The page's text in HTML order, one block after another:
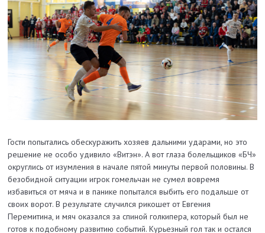
Гости попытались обескуражить хозяев дальними ударами, но это
решение не особо удивило «Витэн». А вот глаза болельщиков «БЧ»
округлись от изумления в начале пятой минуты первой половины. В
безобидной ситуации игрок гомельчан не сумел вовремя
избавиться от мяча и в панике попытался выбить его подальше от
своих ворот. В результате случился рикошет от Евгения
Перемитина, и мяч оказался за спиной голкипера, который был не
готов к подобному развитию событий. Курьезный гол так и остался